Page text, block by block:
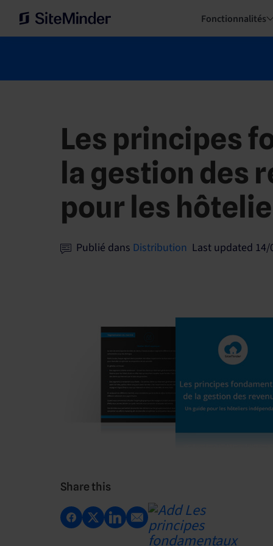
Fonctionnalités
Les principes
la gestion des
pour les
Publié dans Distribution Last updated 14/
Share this